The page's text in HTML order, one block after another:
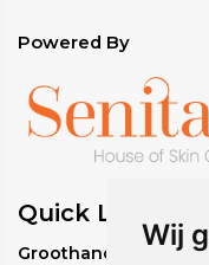
Wij
Powered By
Quick Links
Groothandel